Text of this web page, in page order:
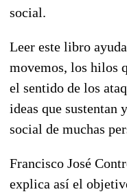
social.
Leer este libro
movemos, los hilos
el sentido de los
ideas que sustentan
social de muchas
Francisco José
explica así el